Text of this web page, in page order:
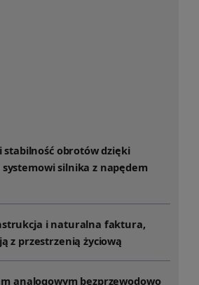
stabilność obrotów dzięki
silnika z napędem
i naturalna faktura,
z przestrzenią życiową
analogowym bezprzewodowo